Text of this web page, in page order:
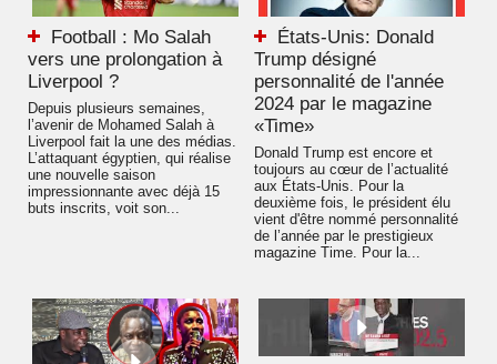
Football : Mo Salah
vers une prolongation à
Liverpool ?
Depuis plusieurs semaines,
l’avenir de Mohamed Salah à
Liverpool fait la une des médias.
L’attaquant égyptien, qui réalise
une nouvelle saison
impressionnante avec déjà 15
buts inscrits, voit son...
États-Unis: Donald
Trump désigné
personnalité de l'année
2024 par le magazine
«Time»
Donald Trump est encore et
toujours au cœur de l’actualité
aux États-Unis. Pour la
deuxième fois, le président élu
vient d'être nommé personnalité
de l’année par le prestigieux
magazine Time. Pour la...